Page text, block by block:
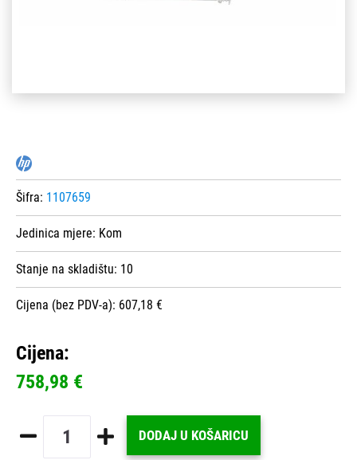
Šifra: 1107659
Jedinica mjere: Kom
Stanje na skladištu: 10
Cijena (bez PDV-a): 607,18 €
Cijena:
758,98 €
DODAJ U KOŠARICU